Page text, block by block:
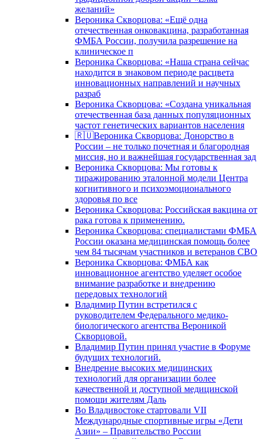
желаний»
Вероника Скворцова: «Ещё одна
отечественная онковакцина, разработанная
ФМБА России, получила разрешение на
клиническое п
Вероника Скворцова: «Наша страна сейчас
находится в знаковом периоде расцвета
инновационных направлений и научных
разраб
Вероника Скворцова: «Создана уникальная
отечественная база данных популяционных
частот генетических вариантов населения
🇷🇺Вероника Скворцова: Донорство в
России – не только почетная и благородная
миссия, но и важнейшая государственная зад
Вероника Скворцова: Мы готовы к
тиражированию эталонной модели Центра
когнитивного и психоэмоционального
здоровья по все
Вероника Скворцова: Российская вакцина от
рака готова к применению.
Вероника Скворцова: специалистами ФМБА
России оказана медицинская помощь более
чем 84 тысячам участников и ветеранов СВО
Вероника Скворцова: ФМБА как
инновационное агентство уделяет особое
внимание разработке и внедрению
передовых технологий
Владимир Путин встретился с
руководителем Федерального медико-
биологического агентства Вероникой
Скворцовой.
Владимир Путин принял участие в Форуме
будущих технологий.
Внедрение высоких медицинских
технологий для организации более
качественной и доступной медицинской
помощи жителям Даль
Во Владивостоке стартовали VII
Международные спортивные игры «Дети
Азии» – Правительство России